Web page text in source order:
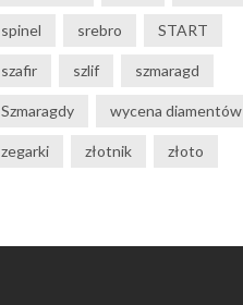
spinel srebro START
szafir szlif szmaragd
Szmaragdy wycena diamentów
zegarki złotnik złoto